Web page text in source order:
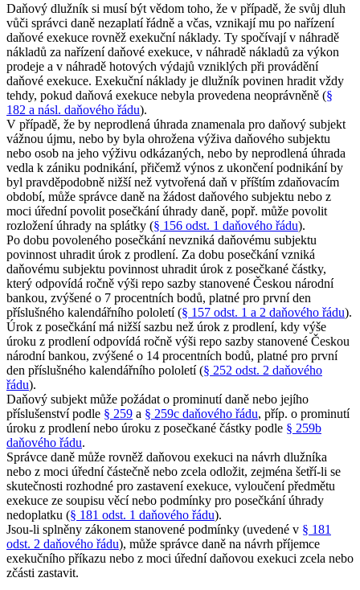
Daňový dlužník si musí být vědom toho, že v případě, že svůj dluh
vůči správci daně nezaplatí řádně a včas, vznikají mu po nařízení
daňové exekuce rovněž exekuční náklady. Ty spočívají v náhradě
nákladů za nařízení daňové exekuce, v náhradě nákladů za výkon
prodeje a v náhradě hotových výdajů vzniklých při provádění
daňové exekuce. Exekuční náklady je dlužník povinen hradit vždy
tehdy, pokud daňová exekuce nebyla provedena neoprávněně (§
182 a násl. daňového řádu).
V případě, že by neprodlená úhrada znamenala pro daňový subjekt
vážnou újmu, nebo by byla ohrožena výživa daňového subjektu
nebo osob na jeho výživu odkázaných, nebo by neprodlená úhrada
vedla k zániku podnikání, přičemž výnos z ukončení podnikání by
byl pravděpodobně nižší než vytvořená daň v příštím zdaňovacím
období, může správce daně na žádost daňového subjektu nebo z
moci úřední povolit posečkání úhrady daně, popř. může povolit
rozložení úhrady na splátky (§ 156 odst. 1 daňového řádu).
Po dobu povoleného posečkání nevzniká daňovému subjektu
povinnost uhradit úrok z prodlení. Za dobu posečkání vzniká
daňovému subjektu povinnost uhradit úrok z posečkané částky,
který odpovídá ročně výši repo sazby stanovené Českou národní
bankou, zvýšené o 7 procentních bodů, platné pro první den
příslušného kalendářního pololetí (§ 157 odst. 1 a 2 daňového řádu).
Úrok z posečkání má nižší sazbu než úrok z prodlení, kdy výše
úroku z prodlení odpovídá ročně výši repo sazby stanovené Českou
národní bankou, zvýšené o 14 procentních bodů, platné pro první
den příslušného kalendářního pololetí (§ 252 odst. 2 daňového
řádu).
Daňový subjekt může požádat o prominutí daně nebo jejího
příslušenství podle § 259 a § 259c daňového řádu, příp. o prominutí
úroku z prodlení nebo úroku z posečkané částky podle § 259b
daňového řádu.
Správce daně může rovněž daňovou exekuci na návrh dlužníka
nebo z moci úřední částečně nebo zcela odložit, zejména šetří-li se
skutečnosti rozhodné pro zastavení exekuce, vyloučení předmětu
exekuce ze soupisu věcí nebo podmínky pro posečkání úhrady
nedoplatku (§ 181 odst. 1 daňového řádu).
Jsou-li splněny zákonem stanovené podmínky (uvedené v § 181
odst. 2 daňového řádu), může správce daně na návrh příjemce
exekučního příkazu nebo z moci úřední daňovou exekuci zcela nebo
zčásti zastavit.